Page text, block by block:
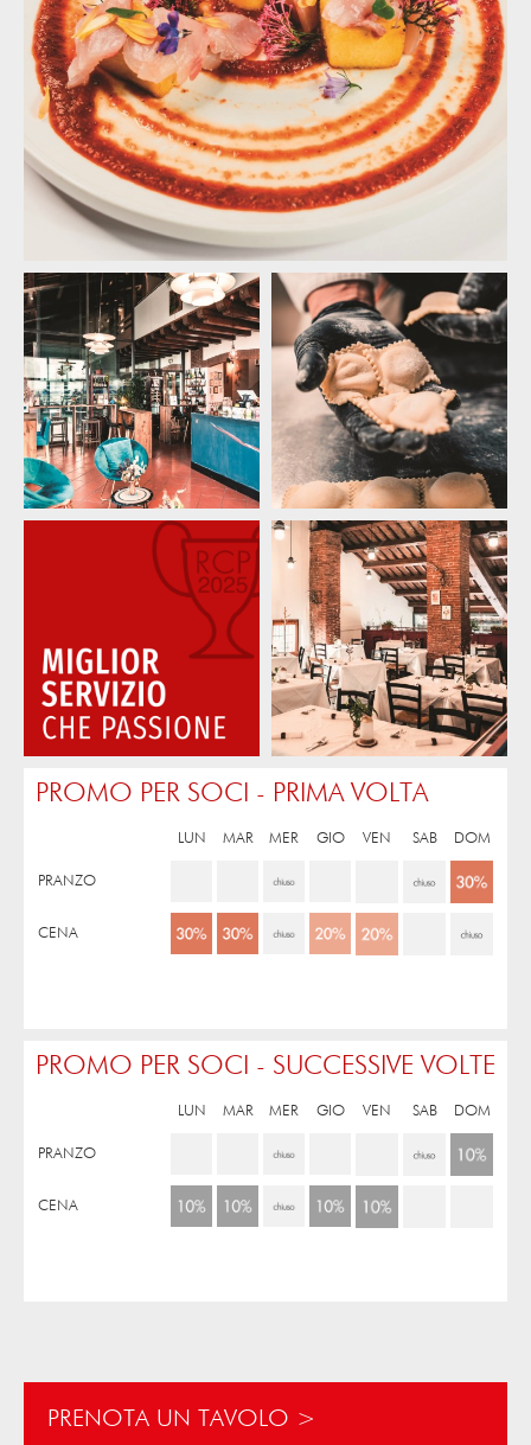
PROMO PER SOCI - PRIMA VOLTA
LUN MAR MER GIO VEN SAB DOM
PRANZO
CENA
PROMO PER SOCI - SUCCESSIVE VOLTE
LUN MAR MER GIO VEN SAB DOM
PRANZO
CENA
PRENOTA UN TAVOLO >